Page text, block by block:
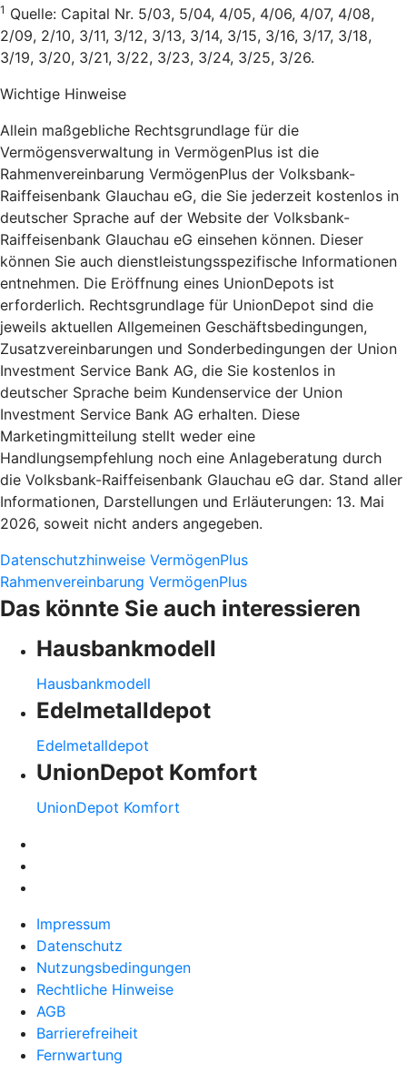
1 Quelle: Capital Nr. 5/03, 5/04, 4/05, 4/06, 4/07, 4/08,
2/09, 2/10, 3/11, 3/12, 3/13, 3/14, 3/15, 3/16, 3/17, 3/18,
3/19, 3/20, 3/21, 3/22, 3/23, 3/24, 3/25, 3/26.
Wichtige Hinweise
Allein maßgebliche Rechtsgrundlage für die
Vermögensverwaltung in VermögenPlus ist die
Rahmenvereinbarung VermögenPlus der Volksbank-
Raiffeisenbank Glauchau eG, die Sie jederzeit kostenlos in
deutscher Sprache auf der Website der Volksbank-
Raiffeisenbank Glauchau eG einsehen können. Dieser
können Sie auch dienstleistungsspezifische Informationen
entnehmen. Die Eröffnung eines UnionDepots ist
erforderlich. Rechtsgrundlage für UnionDepot sind die
jeweils aktuellen Allgemeinen Geschäftsbedingungen,
Zusatzvereinbarungen und Sonderbedingungen der Union
Investment Service Bank AG, die Sie kostenlos in
deutscher Sprache beim Kundenservice der Union
Investment Service Bank AG erhalten. Diese
Marketingmitteilung stellt weder eine
Handlungsempfehlung noch eine Anlageberatung durch
die Volksbank-Raiffeisenbank Glauchau eG dar. Stand aller
Informationen, Darstellungen und Erläuterungen: 13. Mai
2026, soweit nicht anders angegeben.
Datenschutzhinweise VermögenPlus
Rahmenvereinbarung VermögenPlus
Das könnte Sie auch interessieren
Hausbankmodell
Hausbankmodell
Edelmetalldepot
Edelmetalldepot
UnionDepot Komfort
UnionDepot Komfort
Impressum
Datenschutz
Nutzungsbedingungen
Rechtliche Hinweise
AGB
Barrierefreiheit
Fernwartung